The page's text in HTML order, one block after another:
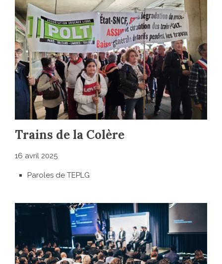
Trains de la Colère
16 avril 2025
Paroles de TEPLG